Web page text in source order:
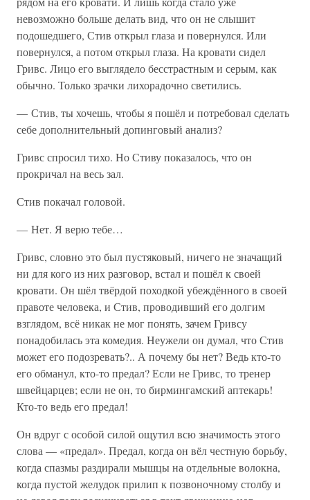
невозможно больше делать вид, что он не слышит
подошедшего, Стив открыл глаза и повернулся. Или
повернулся, а потом открыл глаза. На кровати сидел
Гривс. Лицо его выглядело бесстрастным и серым, как
обычно. Только зрачки лихорадочно светились.
— Стив, ты хочешь, чтобы я пошёл и потребовал сделать
себе дополнительный допинговый анализ?
Гривс спросил тихо. Но Стиву показалось, что он
прокричал на весь зал.
Стив покачал головой.
— Нет. Я верю тебе…
Гривс, словно это был пустяковый, ничего не значащий
ни для кого из них разговор, встал и пошёл к своей
кровати. Он шёл твёрдой походкой убеждённого в своей
правоте человека, и Стив, проводивший его долгим
взглядом, всё никак не мог понять, зачем Гривсу
понадобилась эта комедия. Неужели он думал, что Стив
может его подозревать?.. А почему бы нет? Ведь кто-то
его обманул, кто-то предал? Если не Гривс, то тренер
швейцарцев; если не он, то бирмингамский аптекарь!
Кто-то ведь его предал!
Он вдруг с особой силой ощутил всю значимость этого
слова — «предал». Предал, когда он вёл честную борьбу,
когда спазмы раздирали мышцы на отдельные волокна,
когда пустой желудок прилип к позвоночному столбу и